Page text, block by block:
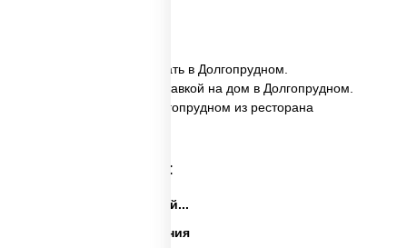
✅ Сырные шарики заказать в Долгопрудном.
✅ Сырные шарики с доставкой на дом в Долгопрудном.
✅ Сырные шарики в Долгопрудном из ресторана
Категории товара:
Закуски на праздничный...
Закуски на день рождения